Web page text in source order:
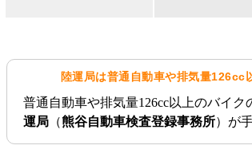
陸運局は普通自動車や排気量126cc
普通自動車や排気量126cc以上のバイク
運局 （熊谷自動車検査登録事務所）が